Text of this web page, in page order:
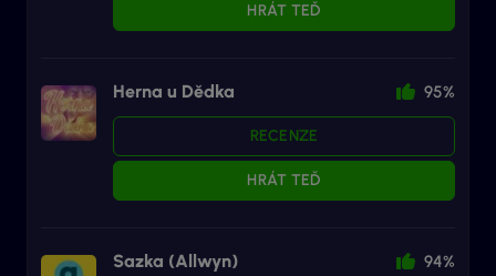
HRÁT TEĎ
Herna u Dědka 95%
RECENZE
HRÁT TEĎ
Sazka (Allwyn) 94%